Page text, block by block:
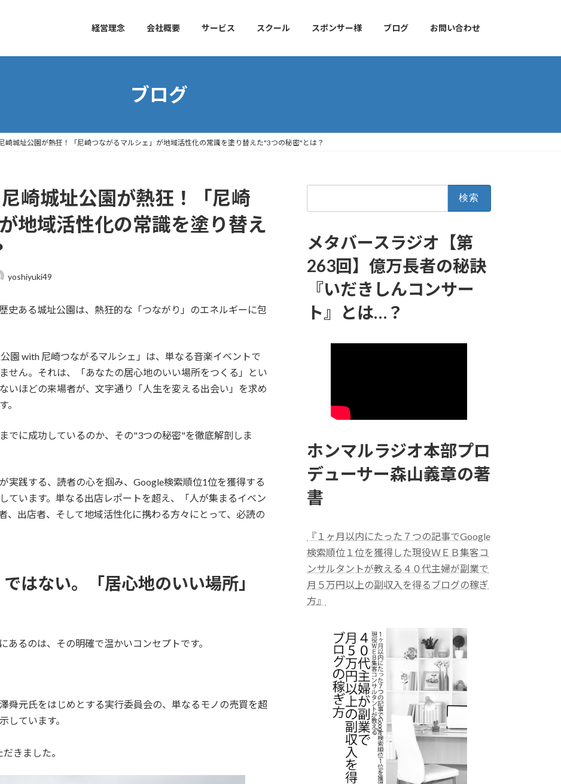
経営理念 会社概要 サービス スクール スポンサー様 ブログ お問い合わせ
ブログ
崎城址公園が熱狂！「尼崎つながるマルシェ」が地域活性化の常識を塗り替えた"3つの秘密"とは？
崎城址公園が熱狂！「尼崎
地域活性化の常識を塗り替え
yoshiyuki49
史ある城址公園は、熱狂的な「つながり」のエネルギーに包
園 with 尼崎つながるマルシェ」は、単なる音楽イベントで
せん。それは、「あなたの居心地のいい場所をつくる」とい
いほどの来場者が、文字通り「人生を変える出会い」を求め
。
でに成功しているのか、その"3つの秘密"を徹底解剖しま
実践する、読者の心を掴み、Google検索順位1位を獲得する
ています。単なる出店レポートを超え、「人が集まるイベン
、出店者、そして地域活性化に携わる方々にとって、必読の
はない。「居心地のいい場所」
あるのは、その明確で温かいコンセプトです。
舜元氏をはじめとする実行委員会の、単なるモノの売買を超
しています。
きました。
メタバースラジオ【第
263回】億万長者の秘訣
『いだきしんコンサー
ト』とは…？
ホンマルラジオ本部プロ
デューサー森山義章の著
書
『１ヶ月以内にたった７つの記事でGoogle
検索順位１位を獲得した現役ＷＥＢ集客コ
ンサルタントが教える４０代主婦が副業で
月５万円以上の副収入を得るブログの稼ぎ
方』